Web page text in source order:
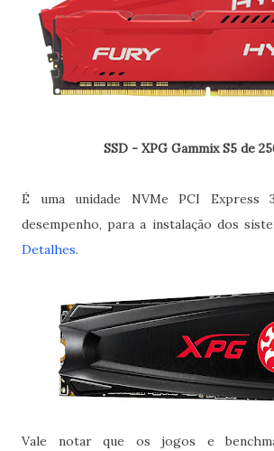
SSD - XPG Gammix S5 de
É uma unidade NVMe PCI Express
desempenho, para a instalação dos
Detalhes.
Vale notar que os jogos e